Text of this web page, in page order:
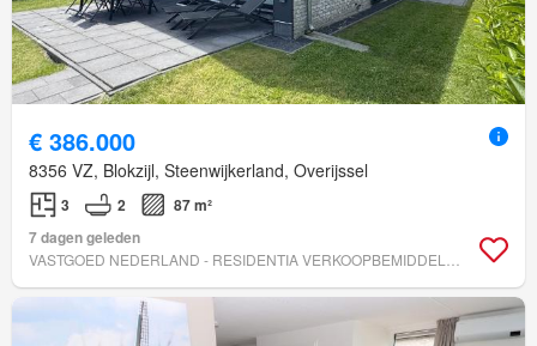
€ 386.000
8356 VZ, Blokzijl, Steenwijkerland, Overijssel
3 2
87 m²
7 dagen geleden